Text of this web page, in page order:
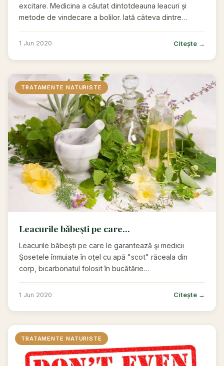
excitare. Medicina a căutat dintotdeauna leacuri și
metode de vindecare a bolilor. Iată câteva dintre…
1 Jun 2020 Citește →
TRATAMENTE NATURISTE
Leacurile băbeşti pe care...
Leacurile băbeşti pe care le garantează şi medicii
Şosetele înmuiate în oţel cu apă "scot" răceala din
corp, bicarbonatul folosit în bucătărie…
1 Jun 2020 Citește →
TRATAMENTE NATURISTE